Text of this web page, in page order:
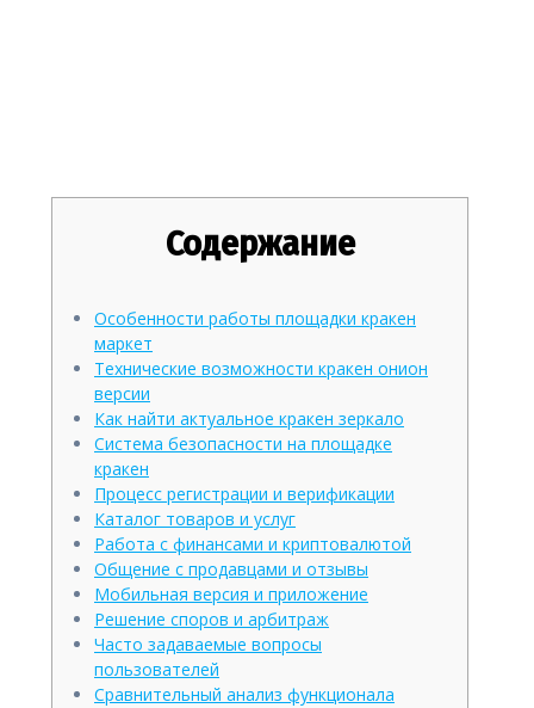
Содержание
Особенности работы площадки кракен
маркет
Технические возможности кракен онион
версии
Как найти актуальное кракен зеркало
Система безопасности на площадке
кракен
Процесс регистрации и верификации
Каталог товаров и услуг
Работа с финансами и криптовалютой
Общение с продавцами и отзывы
Мобильная версия и приложение
Решение споров и арбитраж
Часто задаваемые вопросы
пользователей
Сравнительный анализ функционала